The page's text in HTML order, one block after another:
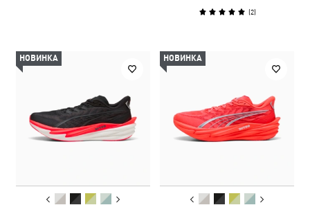
(2)
НОВИНКА НОВИНКА